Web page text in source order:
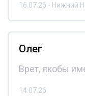
16.07.26 - Нижний
Олег
Врет, якобы
14.07.26